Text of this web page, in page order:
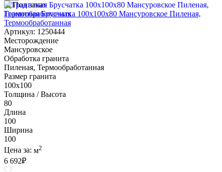
Под заказ
Гранитная Брусчатка 100х100x80 Мансуровское Пиленая,
Термообработанная
Артикул: 1250444
Месторождение
Мансуровское
Обработка гранита
Пиленая, Термообработанная
Размер гранита
100х100
Толщина / Высота
80
Длина
100
Ширина
100
Цена за: м2
6 692₽